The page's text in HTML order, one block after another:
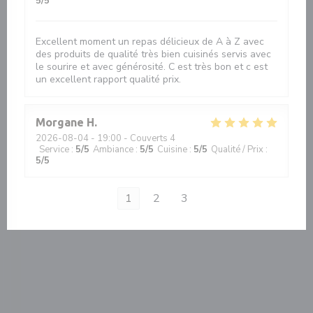
Excellent moment un repas délicieux de A à Z avec
des produits de qualité très bien cuisinés servis avec
le sourire et avec générosité. C est très bon et c est
un excellent rapport qualité prix.
Morgane H
2026-08-04 - 19:00 - Couverts 4
Service : 5/5 Ambiance : 5/5 Cuisine : 5/5 Qualité / Prix :
5/5
1 2 3